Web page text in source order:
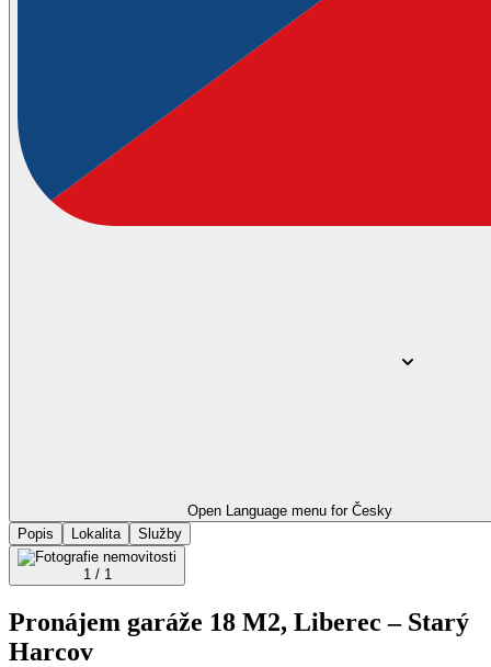
Open Language menu for Česky
Popis
Lokalita Služby
1 / 1
Pronájem garáže 18 M2, Liberec – Starý
Harcov